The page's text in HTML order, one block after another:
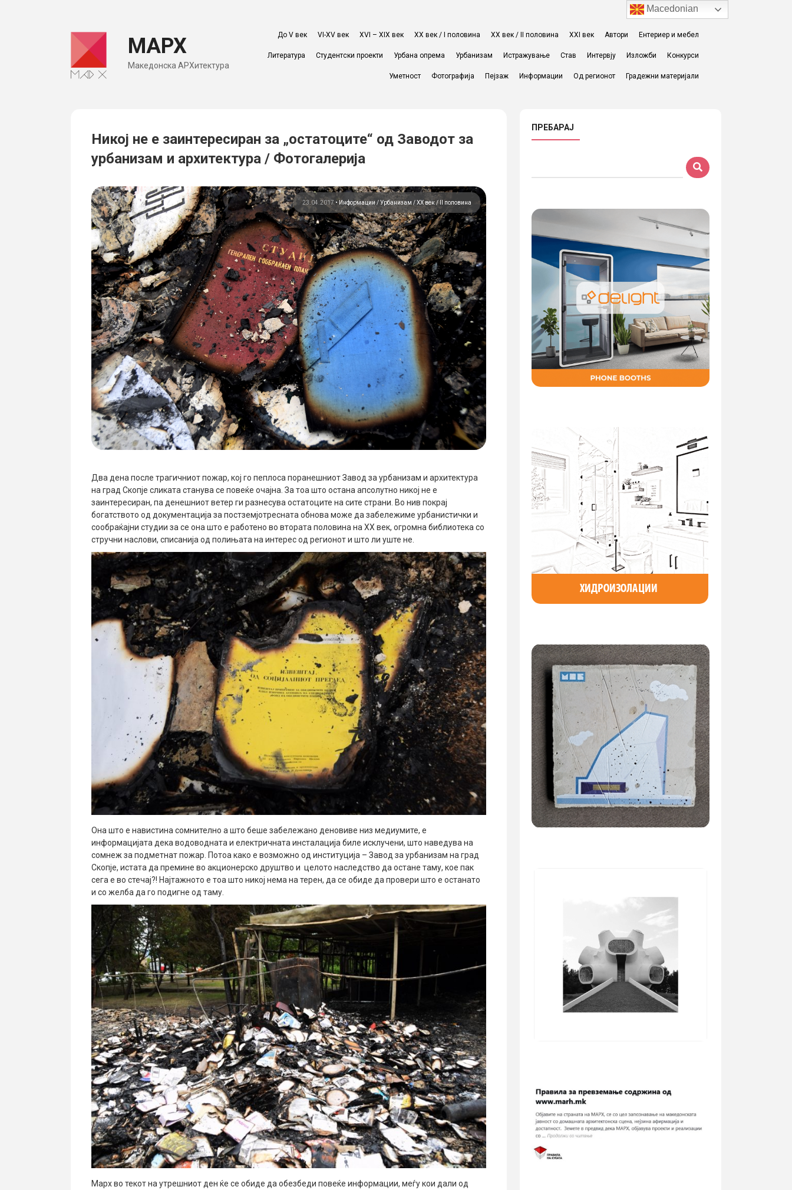
МАРХ
Македонска АРХитектура
До V век VI-XV век XVI – XIX век ХХ век / I половина ХХ век / II половина XXI век Автори Ентериер и мебел
Литература Студентски проекти Урбана опрема Урбанизам Истражување Став Интервју Изложби Конкурси
Уметност Фотографија Пејзаж Информации Од регионот Градежни материјали
Никој не е заинтересиран за „остатоците“ од Заводот за
урбанизам и архитектура / Фотогалерија
23.04.2017 • Информации Урбанизам ХХ век / II половина
Два дена после трагичниот пожар, кој го пеплоса поранешниот Завод за урбанизам и архитектура
на град Скопје сликата станува се повеќе очајна. За тоа што остана апсолутно никој не е
заинтересиран, па денешниот ветер ги разнесува остатоците на сите страни. Во нив покрај
богатството од документација за постземјотресната обнова може да забележиме урбанистички и
сообраќајни студии за се она што е работено во втората половина на XX век, огромна библиотека со
стручни наслови, списанија од полињата на интерес од регионот и што ли уште не.
Она што е навистина сомнително а што беше забележано деновиве низ медиумите, е
информацијата дека водоводната и електричната инсталација биле исклучени, што наведува на
сомнеж за подметнат пожар. Потоа како е возможно од институција – Завод за урбанизам на град
Скопје, истата да премине во акционерско друштво и целото наследство да остане таму, кое пак
сега е во стечај?! Најтажното е тоа што никој нема на терен, да се обиде да провери што е останато
и со желба да го подигне од таму.
Марх во текот на утрешниот ден ќе се обиде да обезбеди повеќе информации, меѓу кои дали од
ПРЕБАРАЈ
Macedonian